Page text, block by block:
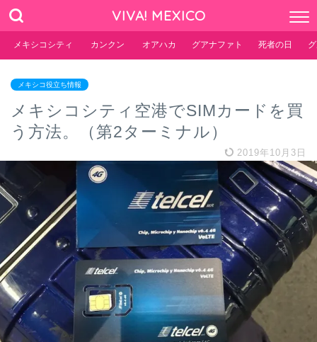
VIVA! MEXICO
メキシコシティ カンクン オアハカ グアナファト 死者の日
メキシコ役立ち情報
メキシコシティ空港でSIMカードを買
う方法。（第2ターミナル）
2019年10月3日